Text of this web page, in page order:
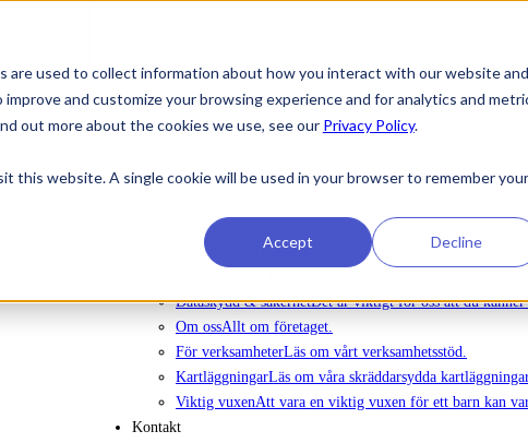
are used to collect information about how you interact with our website and
and customize your browsing experience and for analytics and
out more about the cookies we use, see our Privacy Policy.
this website. A single cookie will be used in your browser to remember your
Accept Decline
Att köpa in Ommej
Nyheter
EvenemangAnmälan till utbildningsdagar, webinarier
Barn och unga Läs om hur Ommej fungerar för barn och
Dataskydd & säkerhetDet är viktigt för oss att du
Om ossAllt om företaget.
För verksamheterLäs om vårt verksamhetsstöd.
KartläggningarLäs om våra skräddarsydda
Viktig vuxenAtt vara en viktig vuxen för ett barn kan
Kontakt